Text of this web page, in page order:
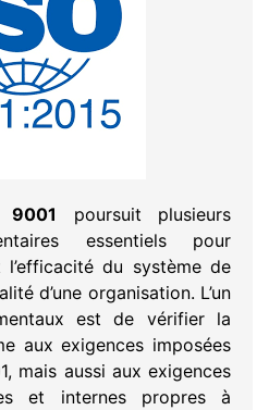
9001
poursuit plusieurs
essentiels pour
du système de
d’une organisation. L’un
est de vérifier la
aux exigences imposées
mais aussi aux exigences
et internes propres à